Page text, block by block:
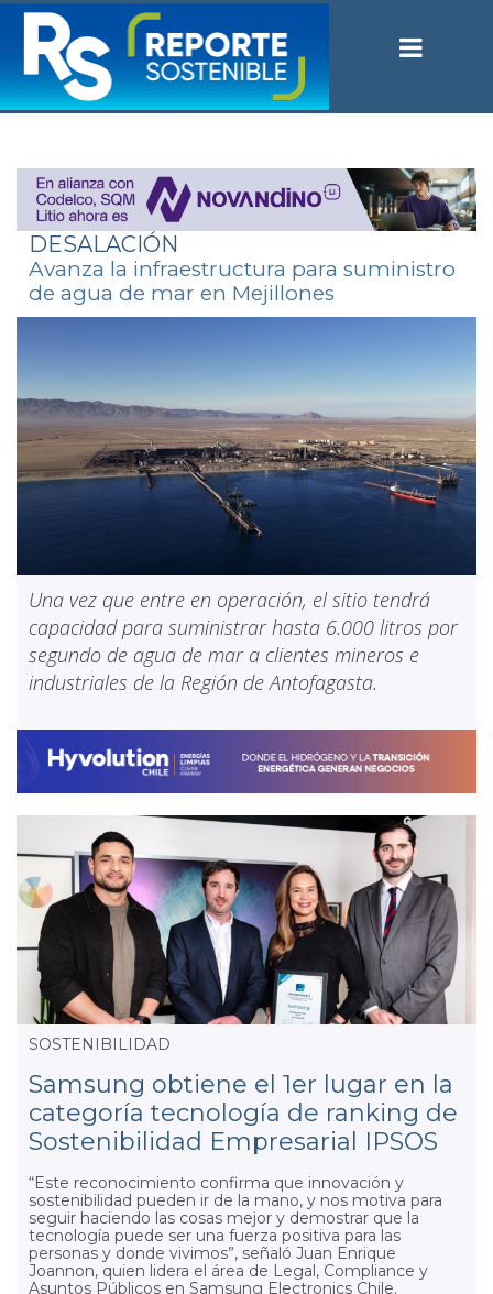
DESALACIÓN
Avanza la infraestructura para suministro
de agua de mar en Mejillones
Una vez que entre en operación, el sitio tendrá
capacidad para suministrar hasta 6.000 litros por
segundo de agua de mar a clientes mineros e
industriales de la Región de Antofagasta.
SOSTENIBILIDAD
Samsung obtiene el 1er lugar en la
categoría tecnología de ranking de
Sostenibilidad Empresarial IPSOS
“Este reconocimiento confirma que innovación y
sostenibilidad pueden ir de la mano, y nos motiva para
seguir haciendo las cosas mejor y demostrar que la
tecnología puede ser una fuerza positiva para las
personas y donde vivimos”, señaló Juan Enrique
Joannon, quien lidera el área de Legal, Compliance y
Asuntos Públicos en Samsung Electronics Chile.